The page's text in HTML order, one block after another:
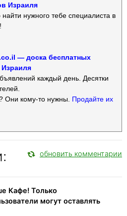
Израиля
нужного тебе специалиста в
— доска бесплатных
каждый день. Десятки
Они кому-то нужны. Продайте их
обновить комментарии
Кафе! Только
могут оставлять